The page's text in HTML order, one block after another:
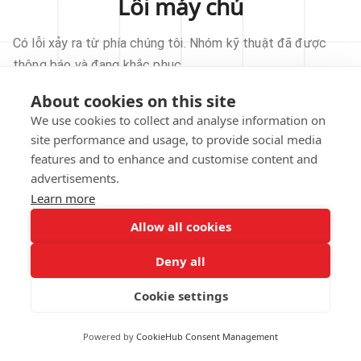
About cookies on this site
We use cookies to collect and analyse information on
site performance and usage, to provide social media
features and to enhance and customise content and
advertisements.
Learn more
Allow all cookies
Deny all
Cookie settings
Powered by CookieHub Consent Management
Lỗi máy chủ
Có lỗi xảy ra từ phía chúng tôi. Nhóm kỹ thuật đã được
thông báo và đang khắc phục.
THỬ LẠI
VỀ TRANG CHỦ
notified.